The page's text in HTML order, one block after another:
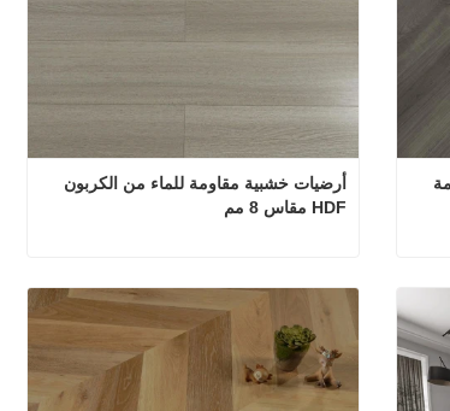
HDF مقاس 8 مم
أرضيات خشبية مقاومة للماء من الكربون HDF مقاس 8 مم
اتصل الآن
أرضيات من صفائح الكربون 5 مم مقاومة للماء